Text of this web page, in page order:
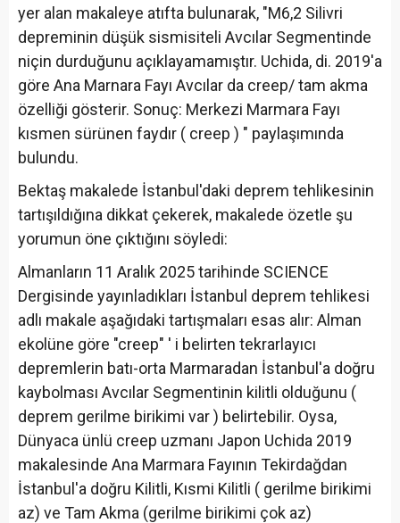
yer alan makaleye atıfta bulunarak, "M6,2 Silivri
depreminin düşük sismisiteli Avcılar Segmentinde
niçin durduğunu açıklayamamıştır. Uchida, di. 2019'a
göre Ana Marnara Fayı Avcılar da creep/ tam akma
özelliği gösterir. Sonuç: Merkezi Marmara Fayı
kısmen sürünen faydır ( creep ) " paylaşımında
bulundu.
Bektaş makalede İstanbul'daki deprem tehlikesinin
tartışıldığına dikkat çekerek, makalede özetle şu
yorumun öne çıktığını söyledi:
Almanların 11 Aralık 2025 tarihinde SCIENCE
Dergisinde yayınladıkları İstanbul deprem tehlikesi
adlı makale aşağıdaki tartışmaları esas alır: Alman
ekolüne göre "creep" ' i belirten tekrarlayıcı
depremlerin batı-orta Marmaradan İstanbul'a doğru
kaybolması Avcılar Segmentinin kilitli olduğunu (
deprem gerilme birikimi var ) belirtebilir. Oysa,
Dünyaca ünlü creep uzmanı Japon Uchida 2019
makalesinde Ana Marmara Fayının Tekirdağdan
İstanbul'a doğru Kilitli, Kısmi Kilitli ( gerilme birikimi
az) ve Tam Akma (gerilme birikimi çok az)